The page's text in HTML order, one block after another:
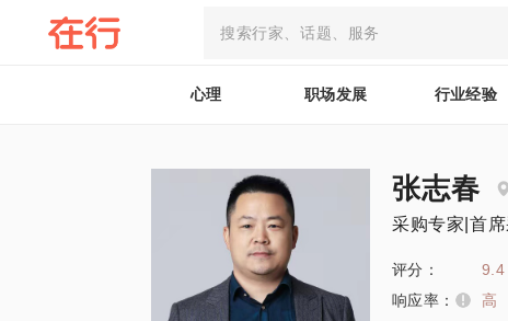
心理 职场发展 行业经验
张志春
采购专家|首
评分：
9.4
响应率：
高